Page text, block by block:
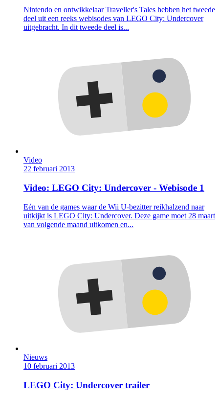
Nintendo en ontwikkelaar Traveller's Tales hebben het tweede
deel uit een reeks webisodes van LEGO City: Undercover
uitgebracht. In dit tweede deel is...
Video
22 februari 2013
Video: LEGO City: Undercover - Webisode 1
Eén van de games waar de Wii U-bezitter reikhalzend naar
uitkijkt is LEGO City: Undercover. Deze game moet 28 maart
van volgende maand uitkomen en...
Nieuws
10 februari 2013
LEGO City: Undercover trailer